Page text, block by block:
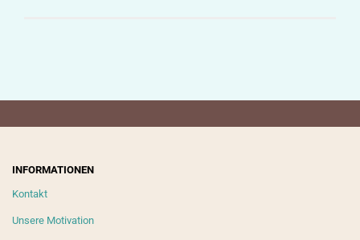
INFORMATIONEN
Kontakt
Unsere Motivation